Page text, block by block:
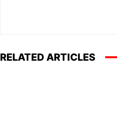
RELATED ARTICLES